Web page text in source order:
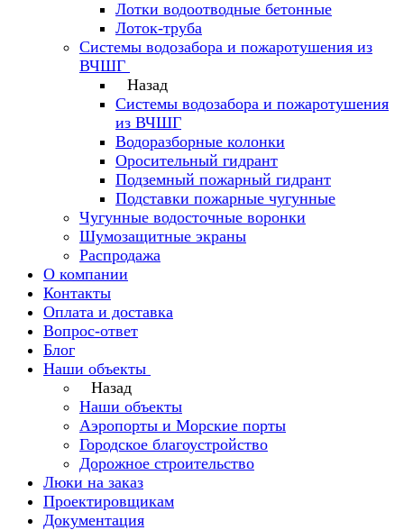
Лотки водоотводные бетонные
Лоток-труба
Системы водозабора и пожаротушения из
ВЧШГ
Назад
Системы водозабора и пожаротушения
из ВЧШГ
Водоразборные колонки
Оросительный гидрант
Подземный пожарный гидрант
Подставки пожарные чугунные
Чугунные водосточные воронки
Шумозащитные экраны
Распродажа
О компании
Контакты
Оплата и доставка
Вопрос-ответ
Блог
Наши объекты
Назад
Наши объекты
Аэропорты и Морские порты
Городское благоустройство
Дорожное строительство
Люки на заказ
Проектировщикам
Документация